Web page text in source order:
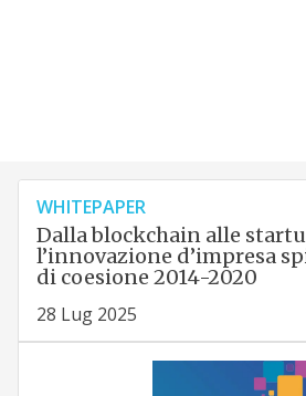
WHITEPAPER
Dalla blockchain alle
l’innovazione d’impresa
di coesione 2014-2020
28 Lug 2025